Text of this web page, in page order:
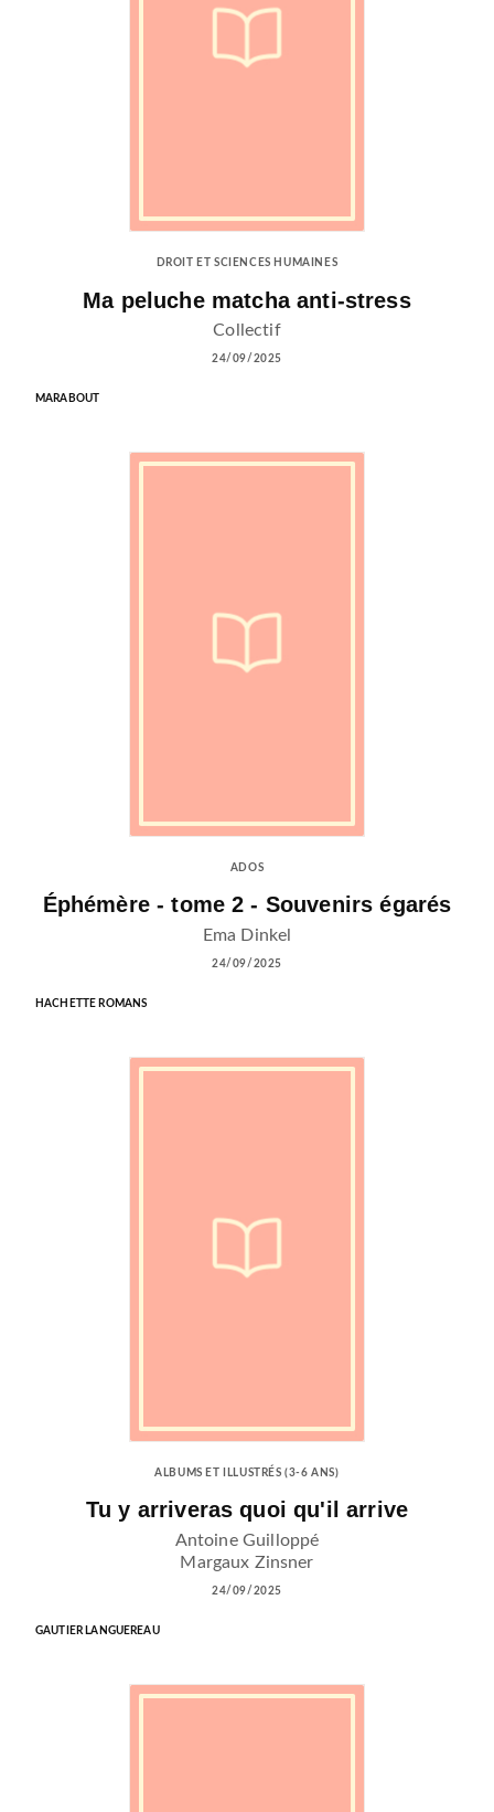
DROIT ET SCIENCES HUMAINES
Ma peluche matcha anti-stress
Collectif
24/09/2025
MARABOUT
ADOS
Éphémère - tome 2 - Souvenirs égarés
Ema Dinkel
24/09/2025
HACHETTE ROMANS
ALBUMS ET ILLUSTRÉS (3-6 ANS)
Tu y arriveras quoi qu'il arrive
Antoine Guilloppé
Margaux Zinsner
24/09/2025
GAUTIER LANGUEREAU